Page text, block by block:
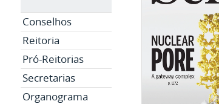
Conselhos
Reitoria
Pró-Reitorias
Secretarias
Organograma